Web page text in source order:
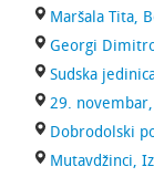
Maršala Tita,
Georgi
Sudska
29.
Dobrodolski
Mutavdžinci,